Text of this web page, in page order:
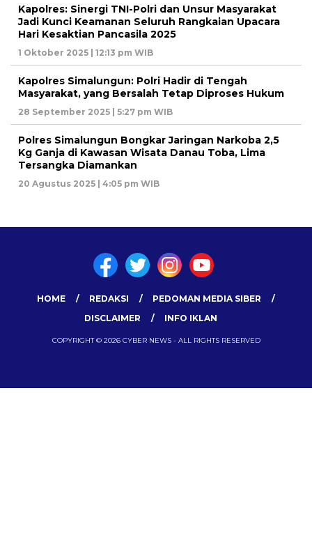
Kapolres: Sinergi TNI-Polri dan Unsur Masyarakat
Jadi Kunci Keamanan Seluruh Rangkaian Upacara
Hari Kesaktian Pancasila 2025
1 Oktober 2025 | 12:13 pm WIB
Kapolres Simalungun: Polri Hadir di Tengah
Masyarakat, yang Bersalah Tetap Diproses Hukum
28 September 2025 | 5:27 pm WIB
Polres Simalungun Bongkar Jaringan Narkoba 2,5
Kg Ganja di Kawasan Wisata Danau Toba, Lima
Tersangka Diamankan
20 Agustus 2025 | 4:05 pm WIB
HOME REDAKSI
PEDOMAN MEDIA SIBER
DISCLAIMER
INFO IKLAN
COPYRIGHT © 2026 CYBER NEWS - ALL RIGHTS RESERVED